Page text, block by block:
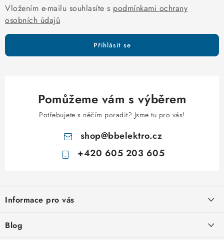
Vložením e-mailu souhlasíte s podmínkami ochrany
osobních údajů
Přihlásit se
Pomůžeme vám s výběrem
Potřebujete s něčím poradit? Jsme tu pro vás!
shop@bbelektro.cz
+420 605 203 605
p
a
Informace pro vás
Blog